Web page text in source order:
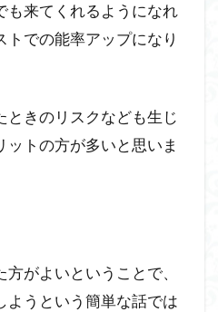
も来てくれるようになれ
での能率アップになり
ときのリスクなども生じ
ットの方が多いと思いま
がよいということで、
ようという簡単な話では